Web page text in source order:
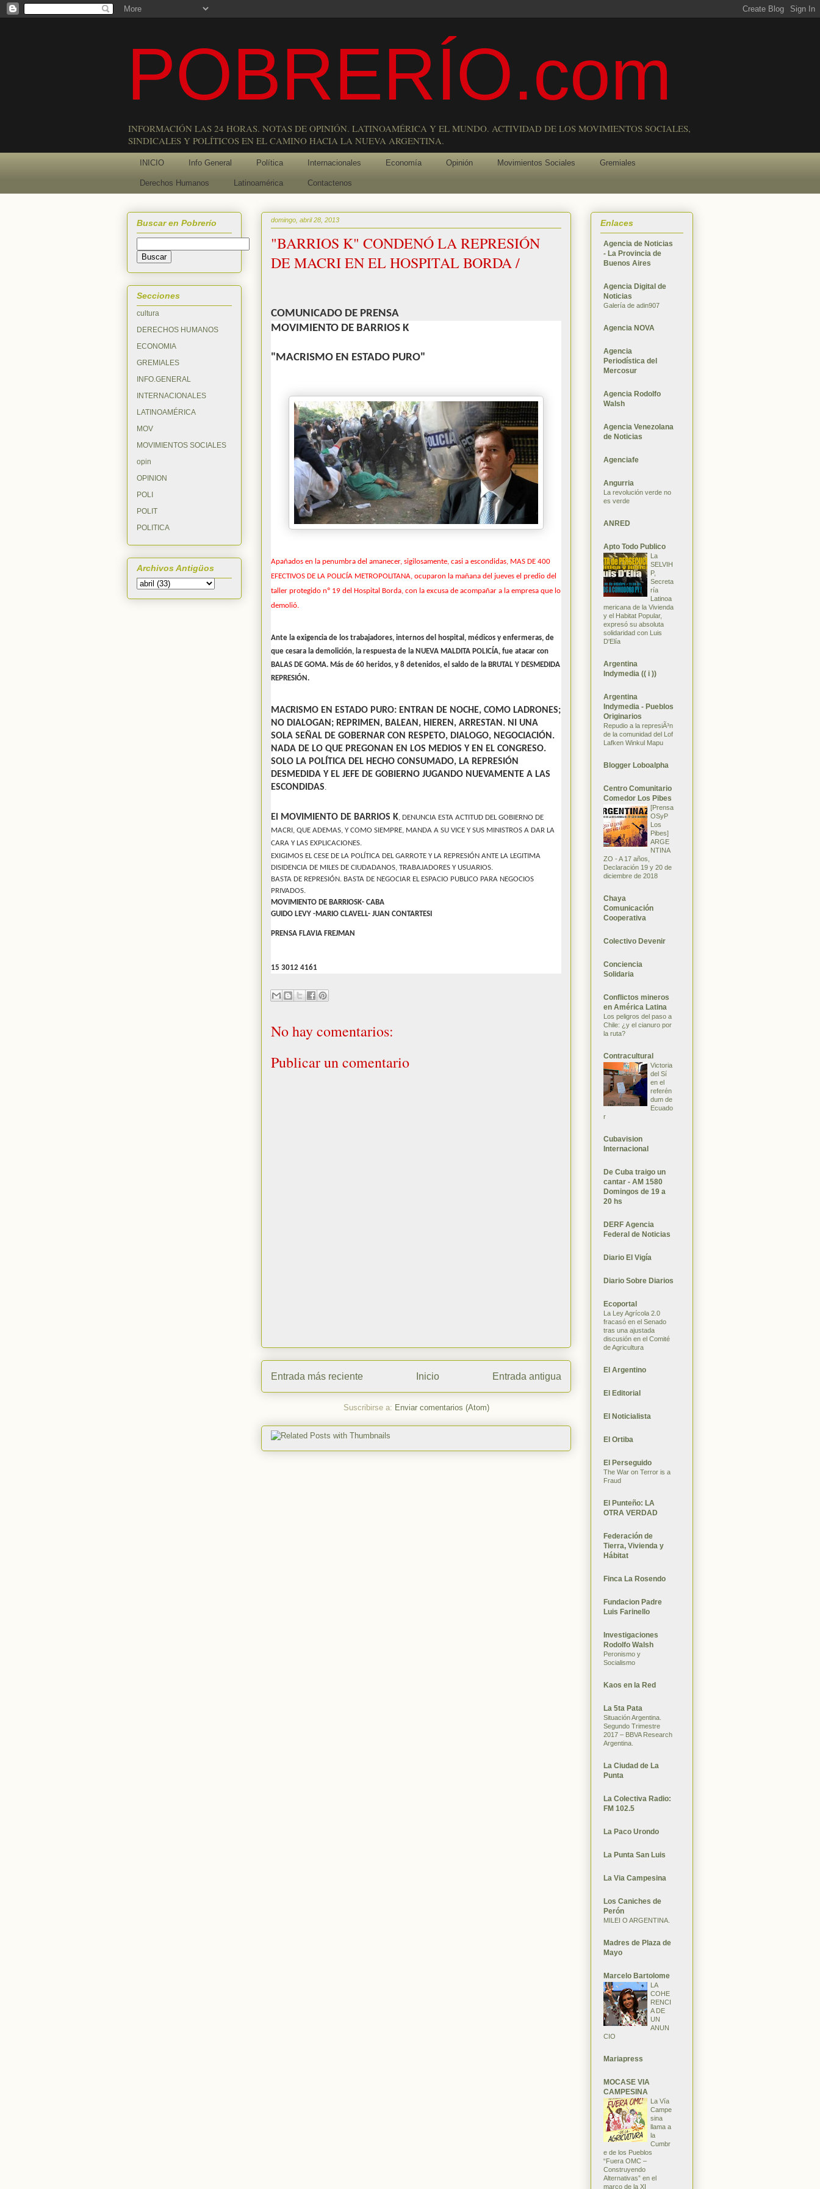
POBRERÍO.com
INFORMACIÓN LAS 24 HORAS. NOTAS DE OPINIÓN. LATINOAMÉRICA Y EL MUNDO. ACTIVIDAD DE LOS MOVIMIENTOS SOCIALES,
SINDICALES Y POLÍTICOS EN EL CAMINO HACIA LA NUEVA ARGENTINA.
INICIO Info General Política Internacionales Economía Opinión Movimientos Sociales Gremiales
Derechos Humanos Latinoamérica Contactenos
domingo, abril 28, 2013
"BARRIOS K" CONDENÓ LA REPRESIÓN
DE MACRI EN EL HOSPITAL BORDA /
COMUNICADO DE PRENSA
MOVIMIENTO DE BARRIOS K
"MACRISMO EN ESTADO PURO"
Apañados en la penumbra del amanecer, sigilosamente, casi a escondidas, MAS DE 400
EFECTIVOS DE LA POLICÍA METROPOLITANA, ocuparon la mañana del jueves el predio del
taller protegido nº 19 del Hospital Borda, con la excusa de acompañar a la empresa que lo
demolió.
Ante la exigencia de los trabajadores, internos del hospital, médicos y enfermeras, de
que cesara la demolición, la respuesta de la NUEVA MALDITA POLICÍA, fue atacar con
BALAS DE GOMA. Más de 60 heridos, y 8 detenidos, el saldo de la BRUTAL Y DESMEDIDA
REPRESIÓN.
MACRISMO EN ESTADO PURO: ENTRAN DE NOCHE, COMO LADRONES;
NO DIALOGAN; REPRIMEN, BALEAN, HIEREN, ARRESTAN. NI UNA
SOLA SEÑAL DE GOBERNAR CON RESPETO, DIALOGO, NEGOCIACIÓN.
NADA DE LO QUE PREGONAN EN LOS MEDIOS Y EN EL CONGRESO.
SOLO LA POLÍTICA DEL HECHO CONSUMADO, LA REPRESIÓN
DESMEDIDA Y EL JEFE DE GOBIERNO JUGANDO NUEVAMENTE A LAS
ESCONDIDAS.
El MOVIMIENTO DE BARRIOS K, DENUNCIA ESTA ACTITUD DEL GOBIERNO DE
MACRI, QUE ADEMAS, Y COMO SIEMPRE, MANDA A SU VICE Y SUS MINISTROS A DAR LA
CARA Y LAS EXPLICACIONES.
EXIGIMOS EL CESE DE LA POLÍTICA DEL GARROTE Y LA REPRESIÓN ANTE LA LEGITIMA
DISIDENCIA DE MILES DE CIUDADANOS, TRABAJADORES Y USUARIOS.
BASTA DE REPRESIÓN. BASTA DE NEGOCIAR EL ESPACIO PUBLICO PARA NEGOCIOS
PRIVADOS.
MOVIMIENTO DE BARRIOSK- CABA
GUIDO LEVY -MARIO CLAVELL- JUAN CONTARTESI
PRENSA FLAVIA FREJMAN
15 3012 4161
No hay comentarios:
Publicar un comentario
Entrada más reciente Entrada antigua
Inicio
Suscribirse a: Enviar comentarios (Atom)
Buscar en Pobrerío
Secciones
cultura
DERECHOS HUMANOS
ECONOMIA
GREMIALES
INFO.GENERAL
INTERNACIONALES
LATINOAMÉRICA
MOV
MOVIMIENTOS SOCIALES
opin
OPINION
POLI
POLIT
POLITICA
Archivos Antigüos
Enlaces
Agencia de Noticias
- La Provincia de
Buenos Aires
Agencia Digital de
Noticias
Galería de adin907
Agencia NOVA
Agencia
Periodística del
Mercosur
Agencia Rodolfo
Walsh
Agencia Venezolana
de Noticias
Agenciafe
Angurria
La revolución verde no
es verde
ANRED
Apto Todo Publico
La
SELVIH
P,
Secreta
ría
Latinoa
mericana de la Vivienda
y el Habitat Popular,
expresó su absoluta
solidaridad con Luis
D'Elía
Argentina
Indymedia (( i ))
Argentina
Indymedia - Pueblos
Originarios
Repudio a la represiÃ³n
de la comunidad del Lof
Lafken Winkul Mapu
Blogger Loboalpha
Centro Comunitario
Comedor Los Pibes
[Prensa
OSyP
Los
Pibes]
ARGE
NTINA
ZO - A 17 años,
Declaración 19 y 20 de
diciembre de 2018
Chaya
Comunicación
Cooperativa
Colectivo Devenir
Conciencia
Solidaria
Conflictos mineros
en América Latina
Los peligros del paso a
Chile: ¿y el cianuro por
la ruta?
Contracultural
Victoria
del Sí
en el
referén
dum de
Ecuado
r
Cubavision
Internacional
De Cuba traigo un
cantar - AM 1580
Domingos de 19 a
20 hs
DERF Agencia
Federal de Noticias
Diario El Vigía
Diario Sobre Diarios
Ecoportal
La Ley Agrícola 2.0
fracasó en el Senado
tras una ajustada
discusión en el Comité
de Agricultura
El Argentino
El Editorial
El Noticialista
El Ortiba
El Perseguido
The War on Terror is a
Fraud
El Punteño: LA
OTRA VERDAD
Federación de
Tierra, Vivienda y
Hábitat
Finca La Rosendo
Fundacion Padre
Luis Farinello
Investigaciones
Rodolfo Walsh
Peronismo y
Socialismo
Kaos en la Red
La 5ta Pata
Situación Argentina.
Segundo Trimestre
2017 – BBVA Research
Argentina.
La Ciudad de La
Punta
La Colectiva Radio:
FM 102.5
La Paco Urondo
La Punta San Luis
La Via Campesina
Los Caniches de
Perón
MILEI O ARGENTINA.
Madres de Plaza de
Mayo
Marcelo Bartolome
LA
COHE
RENCI
A DE
UN
ANUN
CIO
Mariapress
MOCASE VIA
CAMPESINA
La Vía
Campe
sina
llama a
la
Cumbr
e de los Pueblos
“Fuera OMC –
Construyendo
Alternativas” en el
marco de la XI